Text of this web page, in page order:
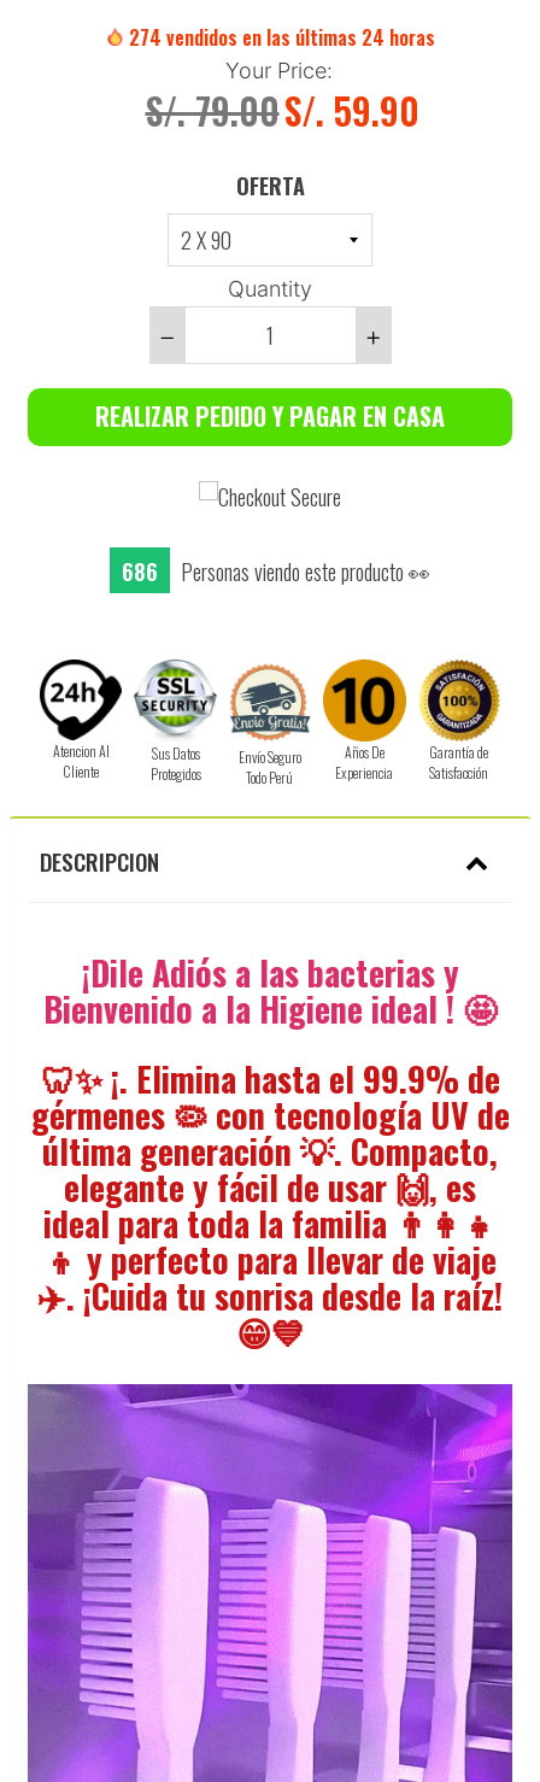
274 vendidos en las últimas 24 horas
Your Price:
S/. 79.00S/. 59.90
OFERTA
Quantity
Reduce
item
quantity
Increase
item
quantity
REALIZAR PEDIDO Y PAGAR EN CASA
686 Personas viendo este producto 👀
Atencion Al
Cliente
Sus Datos
Protegidos
Envío Seguro
Todo Perú
Años De
Experiencia
Garantía de
Satisfacción
DESCRIPCION
¡Dile Adiós a las bacterias y
Bienvenido a la Higiene ideal ! 🤩
🦷✨ ¡. Elimina hasta el 99.9% de
gérmenes 🦠 con tecnología UV de
última generación 💡. Compacto,
elegante y fácil de usar 🙌, es
ideal para toda la familia 👨👩👧
👦 y perfecto para llevar de viaje
✈️. ¡Cuida tu sonrisa desde la raíz!
😁💙